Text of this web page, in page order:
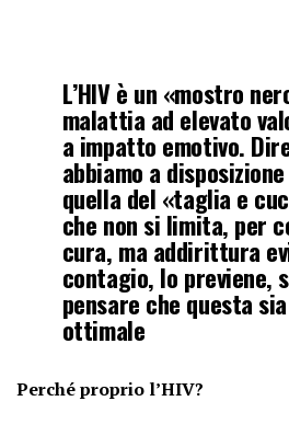
L’HIV è un «mostro
malattia ad elevato
a impatto emotivo.
abbiamo a disposizione
quella del «taglia e
che non si limita, per
cura, ma addirittura
contagio, lo previene,
pensare che questa
ottimale
Perché proprio l’HIV?